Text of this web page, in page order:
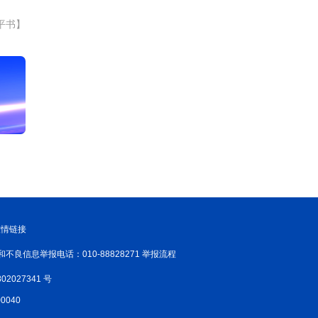
书】
链接
不良信息举报电话：010-88828271 举报流程
号